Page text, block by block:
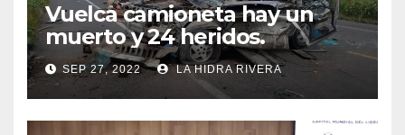
Vuelca camioneta hay un
muerto y 24 heridos.
SEP 27, 2022 LA HIDRA RIVERA